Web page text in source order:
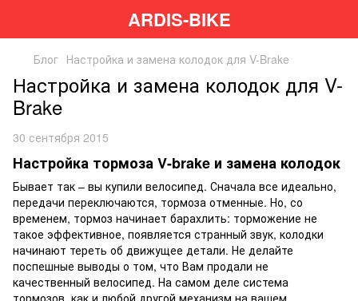
ARDIS-BIKE
Блог Настройка и замена колодок для V-Brake
Настройка и замена колодок для V-
Brake
30 сентября 2015
Настройка тормоза V-brake и замена колодок
Бывает так – вы купили велосипед. Сначала все идеально,
передачи переключаются, тормоза отменные. Но, со
временем, тормоз начинает барахлить: торможение не
такое эффективное, появляется странный звук, колодки
начинают тереть об движущее детали. Не делайте
поспешные выводы о том, что Вам продали не
качественный велосипед. На самом деле система